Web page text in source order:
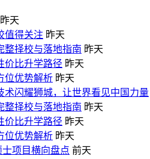
昨天
值得关注 昨天
整择校与落地指南 昨天
价比升学路径 昨天
位优势解析 昨天
术闪耀狮城，让世界看见中国力量
整择校与落地指南 昨天
价比升学路径 昨天
位优势解析 昨天
项目横向盘点 前天